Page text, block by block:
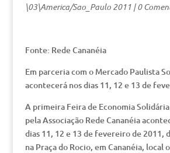
\03\America/Sao_Paulo 2011|0
Fonte: Rede Cananéia
Em parceria com o Mercado Paulista
acontecerá nos dias 11, 12 e 13 de
A primeira Feira de Economia
pela Associação Rede Cananéia
dias 11, 12 e 13 de fevereiro de 2011,
na Praça do Rocio, em Cananéia, local